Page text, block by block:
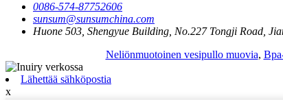
0086-574-87752606
sunsum@sunsumchina.com
Huone 503, Shengyue Building, No.227 Tongji Road,
Neliönmuotoinen vesipullo muovia,
Lähettää sähköpostia
x